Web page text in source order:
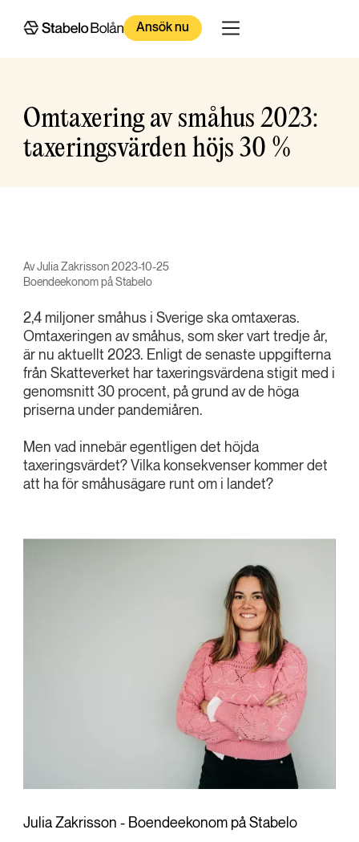
Ansök nu
Omtaxering av småhus 2023:
taxeringsvärden höjs 30 %
Av Julia Zakrisson 2023-10-25
Boendeekonom på Stabelo
2,4 miljoner småhus i Sverige ska omtaxeras.
Omtaxeringen av småhus, som sker vart tredje år,
är nu aktuellt 2023. Enligt de senaste uppgifterna
från Skatteverket har taxeringsvärdena stigit med i
genomsnitt 30 procent, på grund av de höga
priserna under pandemiåren.
Men vad innebär egentligen det höjda
taxeringsvärdet? Vilka konsekvenser kommer det
att ha för småhusägare runt om i landet?
Julia Zakrisson - Boendeekonom på Stabelo